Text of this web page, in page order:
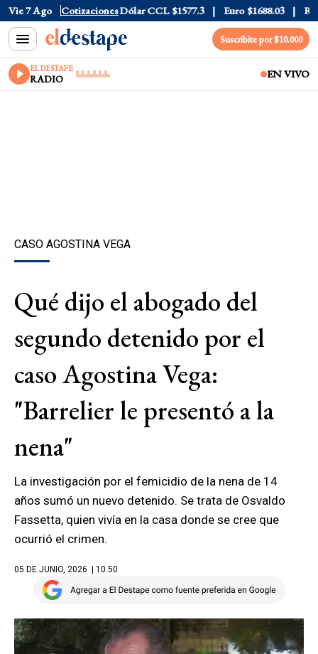
Vie 7 Ago Cotizaciones
Dólar Blue $1530 Dólar CCL $1577.3 Euro $1688.03 Riesgo
Suscribite por $10.000
EL DESTAPE
RADIO EN VIVO
CASO AGOSTINA VEGA
Qué dijo el abogado del
segundo detenido por el
caso Agostina Vega:
"Barrelier le presentó a la
nena"
La investigación por el femicidio de la nena de 14
años sumó un nuevo detenido. Se trata de Osvaldo
Fassetta, quien vivía en la casa donde se cree que
ocurrió el crimen.
05 DE JUNIO, 2026 | 10.50